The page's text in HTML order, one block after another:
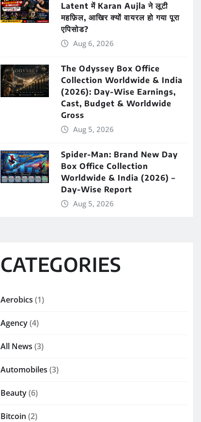
Latent में Karan Aujla ने लूटी
महफ़िल, आखिर क्यों वायरल हो गया पूरा
एपिसोड?
Aug 6, 2026
The Odyssey Box Office
Collection Worldwide & India
(2026): Day-Wise Earnings,
Cast, Budget & Worldwide
Gross
Aug 5, 2026
Spider-Man: Brand New Day
Box Office Collection
Worldwide & India (2026) –
Day-Wise Report
Aug 5, 2026
CATEGORIES
Aerobics (1)
Agency(4)
All News (3)
Automobiles (3)
Beauty(6)
Bitcoin (2)